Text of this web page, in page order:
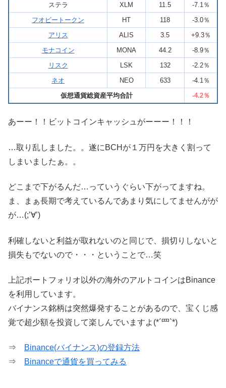
ステラ
XLM 11.5
-7.1％
フオビートークン
HT 118
-3.0％
アリス
ALIS 3.5
+9.3％
モナコイン
MONA 44.2
-8.9％
リスク
LSK 132
-2.2％
ネオ
NEO 633
-4.1％
仮想通貨総資産平均合計
-4.2％
あーー！！ビットコインキャッシュがーーー！！！
…取り乱しました。。遂にBCHが１万円を大きく割って
しまいましたぁ。。
どこまで下がるんだ…っていうぐらい下がってますね。
ま、まぁ長期で考えているんであまり気にしてませんがが
が…(;’∀’)
利確しないと利益が取れないのと同じで、損切りしないと
損失もでないので・・・ということで…笑
上記ポートフォリオ以外の海外のアルトコインはBinance
を利用しています。
バイナンス銘柄は突然爆発することがあるので、宝くじ感
覚で超少額を投資して楽しんでいますよ(*´罒`*)
⇒
Binance(バイナンス)の登録方法
⇒
Binanceで通貨を買ってみる